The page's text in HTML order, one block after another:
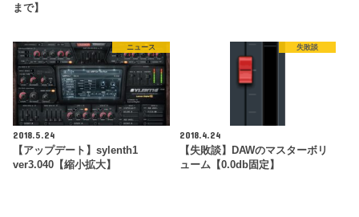
まで】
ニュース
2018.5.24
【アップデート】sylenth1
ver3.040【縮小拡大】
失敗談
2018.4.24
【失敗談】DAWのマスターボリ
ューム【0.0db固定】